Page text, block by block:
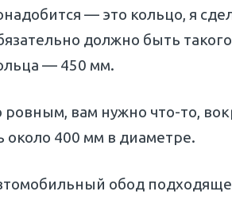
— это кольцо, я
должно быть
— 450 мм.
ровным, вам нужно что-то,
400 мм в диаметре.
обод